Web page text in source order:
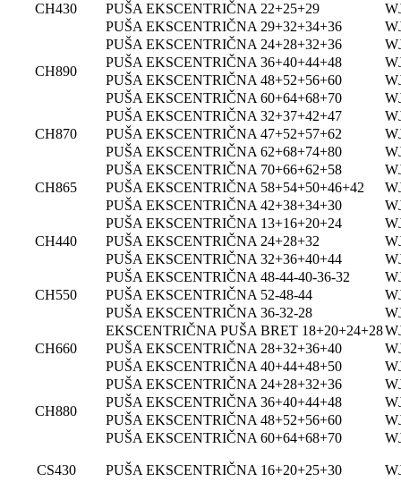
CH430
PUŠA EKSCENTRIČNA 22+25+29
PUŠA EKSCENTRIČNA 29+32+34+36
CH890
PUŠA EKSCENTRIČNA 24+28+32+36
PUŠA EKSCENTRIČNA 36+40+44+48
PUŠA EKSCENTRIČNA 48+52+56+60
PUŠA EKSCENTRIČNA 60+64+68+70
CH870
PUŠA EKSCENTRIČNA 32+37+42+47
PUŠA EKSCENTRIČNA 47+52+57+62
PUŠA EKSCENTRIČNA 62+68+74+80
CH865
PUŠA EKSCENTRIČNA 70+66+62+58
PUŠA EKSCENTRIČNA 58+54+50+46+42
PUŠA EKSCENTRIČNA 42+38+34+30
CH440
PUŠA EKSCENTRIČNA 13+16+20+24
PUŠA EKSCENTRIČNA 24+28+32
PUŠA EKSCENTRIČNA 32+36+40+44
CH550
PUŠA EKSCENTRIČNA 48-44-40-36-32
PUŠA EKSCENTRIČNA 52-48-44
PUŠA EKSCENTRIČNA 36-32-28
CH660
EKSCENTRIČNA PUŠA BRET 18+20+24+28
PUŠA EKSCENTRIČNA 28+32+36+40
PUŠA EKSCENTRIČNA 40+44+48+50
CH880
PUŠA EKSCENTRIČNA 24+28+32+36
PUŠA EKSCENTRIČNA 36+40+44+48
PUŠA EKSCENTRIČNA 48+52+56+60
PUŠA EKSCENTRIČNA 60+64+68+70
CS430 PUŠA EKSCENTRIČNA 16+20+25+30